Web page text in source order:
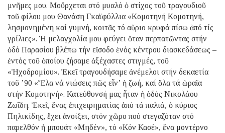
μνῆμες μου. Μοὔρχεται στό μυαλό ὁ στίχος τοῦ τραγουδιοῦ
τοῦ φίλου μου Θανάση Γκαϊφύλλια «Κομοτηνή Κομοτηνή,
λησμονημένη καί γυμνή, κοιτᾶς τό αὔριο κρυφά πίσω ἀπό τίς
γρίλιες». Ἡ μελαγχολία μου φεύγει ὅταν περπατῶντας στήν
ὁδό Παρασίου βλέπω τήν εἴσοδο ἑνός κέντρου διασκεδάσεως –
ἐντός τοῦ ὁποίου ζήσαμε ἀξέχαστες στιγμές, τοῦ
«Ἠχοδρομίου». Ἐκεῖ τραγουδήσαμε ἀνέμελοι στήν δεκαετία
τοῦ ’90 «Ἔλα νά νιώσεις πῶς εἶν’ ἡ ζωή, καί ὅλα τά ὡραῖα
στήν Κομοτηνή». Κατεύθυνσή μας ἦταν ἡ ὁδός Νικολάου
Ζωΐδη. Ἐκεῖ, ἕνας ἐπιχειρηματίας ἀπό τά παλιά, ὁ κύριος
Πηλικίδης, ἔχει ἀνοίξει, στόν χῶρο πού στεγαζόταν στό
παρελθόν ἡ μπουάτ «Μηδέν», τό «Κόν Κασέ», ἕνα μοντέρνο